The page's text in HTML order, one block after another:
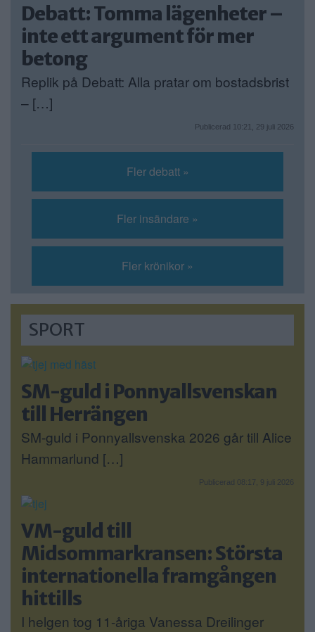
Debatt: Tomma lägenheter –
inte ett argument för mer
betong
Replik på Debatt: Alla pratar om bostadsbrist
– […]
Publicerad 10:21, 29 juli 2026
Fler debatt »
Fler insändare »
Fler krönikor »
SPORT
SM-guld i Ponnyallsvenskan
till Herrängen
SM-guld i Ponnyallsvenska 2026 går till Alice
Hammarlund […]
Publicerad 08:17, 9 juli 2026
VM-guld till
Midsommarkransen: Största
internationella framgången
hittills
I helgen tog 11-åriga Vanessa Dreilinger